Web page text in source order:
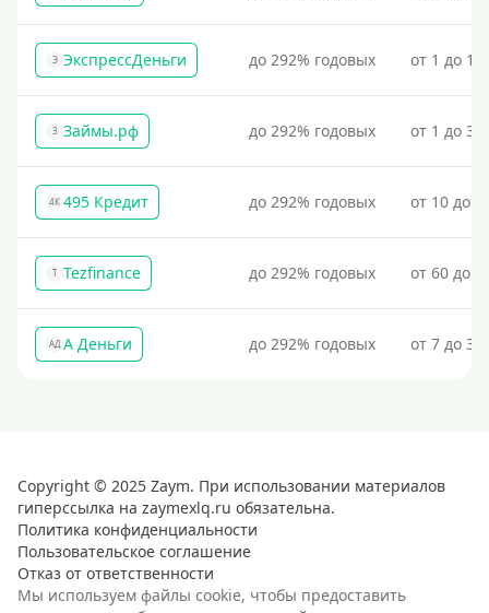
Э ЭкспрессДеньги до 292% годовых от 1 до
З Займы.рф до 292% годовых от 1 до
4К 495 Кредит до 292% годовых от 10 до
T Tezfinance до 292% годовых от 60 до
АД А Деньги до 292% годовых от 7 до
Copyright © 2025 Zaym. При использовании материалов
гиперссылка на zaymexlq.ru обязательна.
Политика конфиденциальности
Пользовательское соглашение
Отказ от ответственности
Мы используем файлы cookie, чтобы предоставить